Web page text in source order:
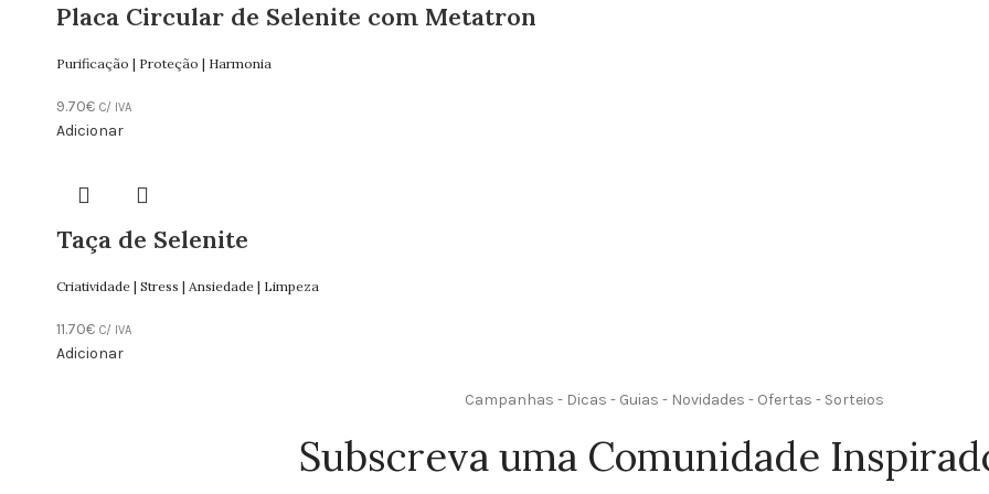
Placa Circular de Selenite com Metatron
Purificação | Proteção | Harmonia
9.70€ C/ IVA
Adicionar
Taça de Selenite
Criatividade | Stress | Ansiedade | Limpeza
11.70€ C/ IVA
Adicionar
Campanhas - Dicas - Guias - Novidades - Ofertas - Sorteios
Subscreva uma Comunidade